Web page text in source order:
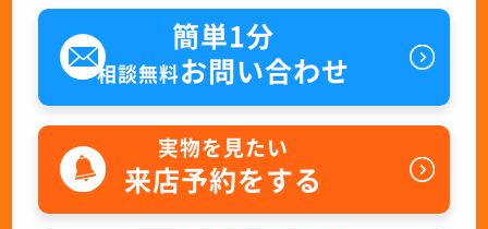
簡単1分
相談無料お問い合わせ
実物を見たい
来店予約をする